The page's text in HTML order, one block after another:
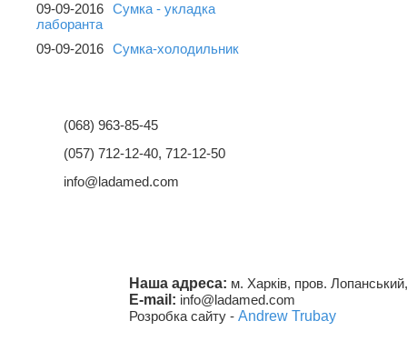
09-09-2016 Сумка - укладка
лаборанта
09-09-2016 Сумка-холодильник
(068) 963-85-45
(057) 712-12-40, 712-12-50
info@ladamed.com
Наша адреса: м. Харків, пров.
E-mail: info@ladamed.com
Розробка сайту - Andrew Trubay